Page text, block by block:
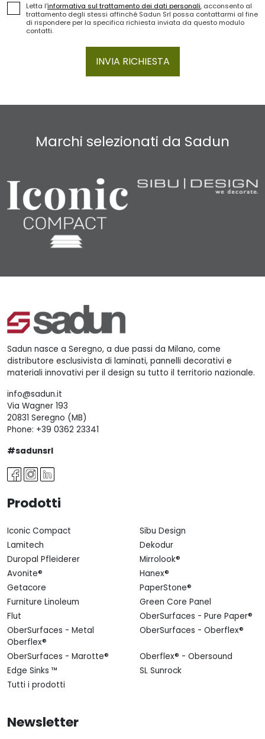
Letta l'informativa sul trattamento dei dati personali, acconsento al
trattamento degli stessi affinché Sadun Srl possa contattarmi al fine
di rispondere per la specifica richiesta inviata da questo modulo
contatti.
INVIA RICHIESTA
Marchi selezionati da Sadun
Sadun nasce a Seregno, a due passi da Milano, come
distributore esclusivista di laminati, pannelli decorativi e
materiali innovativi per il design su tutto il territorio nazionale.
info@sadun.it
Via Wagner 193
20831 Seregno (MB)
Phone: +39 0362 23341
#sadunsrl
Prodotti
Iconic Compact
Sibu Design
Lamitech
Dekodur
Duropal Pfleiderer
Mirrolook®
Avonite®
Hanex®
Getacore
PaperStone®
Furniture Linoleum
Green Core Panel
Flut
OberSurfaces - Pure Paper®
OberSurfaces - Metal
Oberflex®
OberSurfaces - Oberflex®
OberSurfaces - Marotte®
Oberflex® - Obersound
Edge Sinks ™
SL Sunrock
Tutti i prodotti
Newsletter